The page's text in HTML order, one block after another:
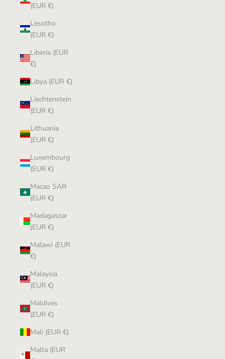
(EUR €)
Lesotho
(EUR €)
Liberia (EUR
€)
Libya (EUR €)
Liechtenstein
(EUR €)
Lithuania
(EUR €)
Luxembourg
(EUR €)
Macao SAR
(EUR €)
Madagascar
(EUR €)
Malawi (EUR
€)
Malaysia
(EUR €)
Maldives
(EUR €)
Mali (EUR €)
Malta (EUR